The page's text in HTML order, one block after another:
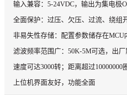
输入兼容：5-24VDC，输出为集电极
全面保护：过压、欠压、过流、绕组
非易失性存储：配置参数储存在MCU
滤波频率范围广：50K-5M可选，出厂
速度可达3000转；距离超过10000000
上位机界面友好，功能全面